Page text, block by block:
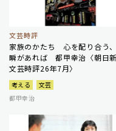
文芸時評
家族のかたち 心を配り合う
瞬があれば 都甲幸治〈朝日
文芸時評26年7月〉
考える
文芸
都甲幸治